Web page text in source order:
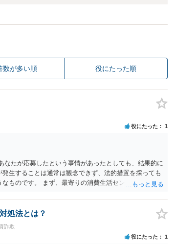
数が多い順 役にたった順
役にたった 1
なたが応募したという事情があったとしても、結果的に
生することは通常は観念できず、法的措置を採っても
ものです。 まず、最寄りの消費生活センターへ相談
なるかもしれません。
処法とは？
詐欺
役にたった 1